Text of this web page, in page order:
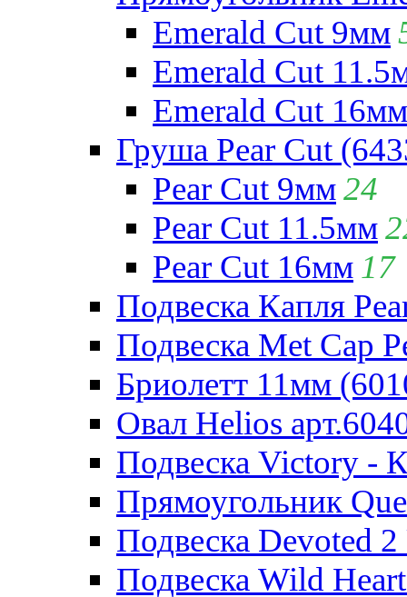
Emerald Cut 9мм
Emerald Cut
Emerald Cut 16мм
Груша Pear Cut
Pear Cut 9мм24
Pear Cut 11.5мм
Pear Cut 16мм 17
Подвеска Капля
Подвеска Met Cap
Бриолетт 11мм
Овал Helios
Подвеска Victory -
Прямоугольник
Подвеска Devoted
Подвеска Wild